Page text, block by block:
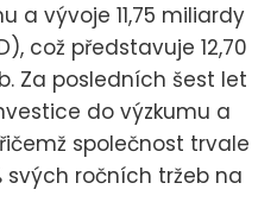
a vývoje 11,75 miliardy
což představuje 12,70
Za posledních šest let
do výzkumu a
společnost trvale
svých ročních tržeb na